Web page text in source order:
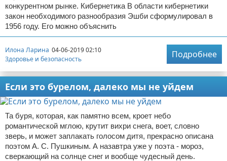
конкурентном рынке. Кибернетика В области кибернетики
закон необходимого разнообразия Эшби сформулировал в
1956 году. Его можно объяснить
Илона Ларина 04-06-2019 02:10
Здоровье и безопасность
Подробнее
Если это бурелом, далеко мы не уйдем
Та буря, которая, как памятно всем, кроет небо
романтической мглою, крутит вихри снега, воет, словно
зверь, и может заплакать голосом дитя, прекрасно описана
поэтом А. С. Пушкиным. А назавтра уже у поэта - мороз,
сверкающий на солнце снег и вообще чудесный день.